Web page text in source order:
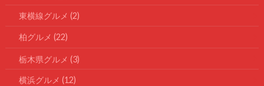
東横線グルメ (2)
柏グルメ (22)
栃木県グルメ (3)
横浜グルメ (12)